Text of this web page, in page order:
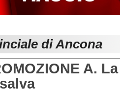
di Ancona
A.